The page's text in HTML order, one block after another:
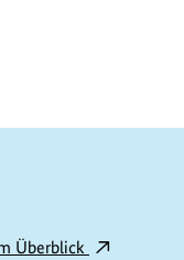
Überblick